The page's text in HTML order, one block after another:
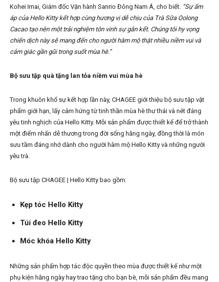
Kohei Imai, Giám đốc Vận hành Sanrio Đông Nam Á, cho biết. “Sự ấm
áp của Hello Kitty kết hợp cùng hương vị dễ chịu của Trà Sữa Oolong
Cacao tạo nên một trải nghiệm tôn vinh sự gắn kết. Chúng tôi hy vọng
chiến dịch này sẽ mang đến cho người hâm mộ thật nhiều niềm vui và
cảm giác gần gũi trong suốt mùa hè.”
Bộ sưu tập quà tặng lan tỏa niềm vui mùa hè
Trong khuôn khổ sự kết hợp lần này, CHAGEE giới thiệu bộ sưu tập vật
phẩm giới hạn, lấy cảm hứng từ tinh thần mùa hè thư thái và nét đáng
yêu tinh nghịch của Hello Kitty. Mỗi sản phẩm được thiết kế để trở thành
một điểm nhấn dễ thương trong đời sống hằng ngày, đồng thời là món
sưu tầm đáng nhớ dành cho người hâm mộ Hello Kitty và những người
yêu trà.
Bộ sưu tập CHAGEE | Hello Kitty bao gồm:
Kẹp tóc Hello Kitty
Túi đeo Hello Kitty
Móc khóa Hello Kitty
Những sản phẩm hợp tác độc quyền theo mùa được thiết kế như một
phụ kiện hằng ngày hay trao tặng cho bạn bè, mỗi sản phẩm đều mang